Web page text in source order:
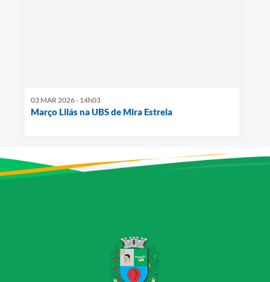
03 MAR 2026 - 14h03
Março Lilás na UBS de Mira Estrela